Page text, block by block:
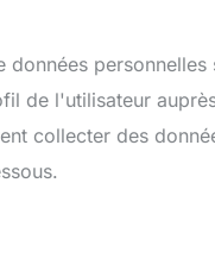
de l'utilisateur
collecter des